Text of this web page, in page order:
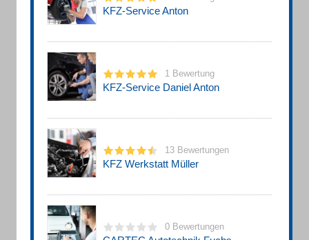
KFZ-Service Anton
1 Bewertung
KFZ-Service Daniel Anton
13 Bewertungen
KFZ Werkstatt Müller
0 Bewertungen